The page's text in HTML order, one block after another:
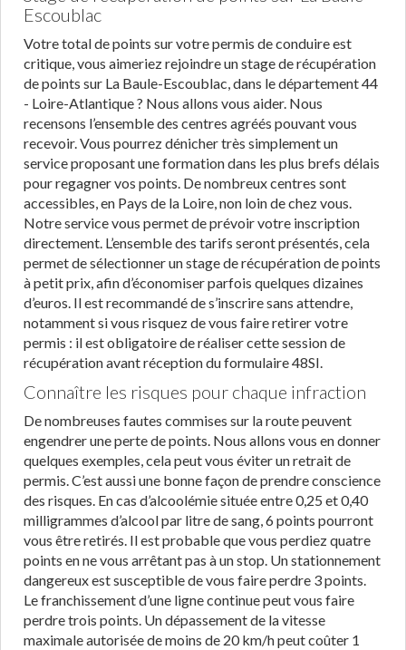
Escoublac
Votre total de points sur votre permis de conduire est
critique, vous aimeriez rejoindre un stage de récupération
de points sur La Baule-Escoublac, dans le département 44
- Loire-Atlantique ? Nous allons vous aider. Nous
recensons l’ensemble des centres agréés pouvant vous
recevoir. Vous pourrez dénicher très simplement un
service proposant une formation dans les plus brefs délais
pour regagner vos points. De nombreux centres sont
accessibles, en Pays de la Loire, non loin de chez vous.
Notre service vous permet de prévoir votre inscription
directement. L’ensemble des tarifs seront présentés, cela
permet de sélectionner un stage de récupération de points
à petit prix, afin d’économiser parfois quelques dizaines
d’euros. Il est recommandé de s’inscrire sans attendre,
notamment si vous risquez de vous faire retirer votre
permis : il est obligatoire de réaliser cette session de
récupération avant réception du formulaire 48SI.
Connaître les risques pour chaque infraction
De nombreuses fautes commises sur la route peuvent
engendrer une perte de points. Nous allons vous en donner
quelques exemples, cela peut vous éviter un retrait de
permis. C’est aussi une bonne façon de prendre conscience
des risques. En cas d’alcoolémie située entre 0,25 et 0,40
milligrammes d’alcool par litre de sang, 6 points pourront
vous être retirés. Il est probable que vous perdiez quatre
points en ne vous arrêtant pas à un stop. Un stationnement
dangereux est susceptible de vous faire perdre 3 points.
Le franchissement d’une ligne continue peut vous faire
perdre trois points. Un dépassement de la vitesse
maximale autorisée de moins de 20 km/h peut coûter 1